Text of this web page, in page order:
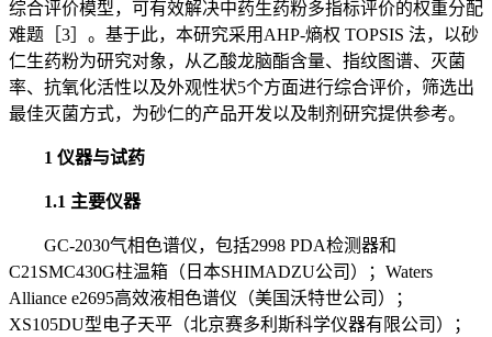
综合评价模型，可有效解决中药生药粉多指标评价的权重分配
难题［3］。基于此，本研究采用AHP-熵权 TOPSIS 法，以砂
仁生药粉为研究对象，从乙酸龙脑酯含量、指纹图谱、灭菌
率、抗氧化活性以及外观性状5个方面进行综合评价，筛选出
最佳灭菌方式，为砂仁的产品开发以及制剂研究提供参考。
1 仪器与试药
1.1 主要仪器
GC-2030气相色谱仪，包括2998 PDA检测器和
C21SMC430G柱温箱（日本SHIMADZU公司）；Waters
Alliance e2695高效液相色谱仪（美国沃特世公司）；
XS105DU型电子天平（北京赛多利斯科学仪器有限公司）；